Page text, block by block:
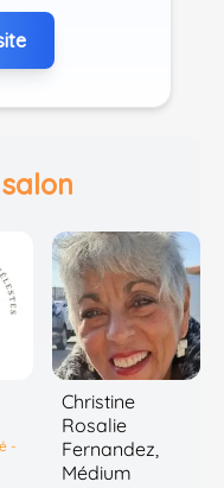
-
Christine
Rosalie
Fernandez,
Médium